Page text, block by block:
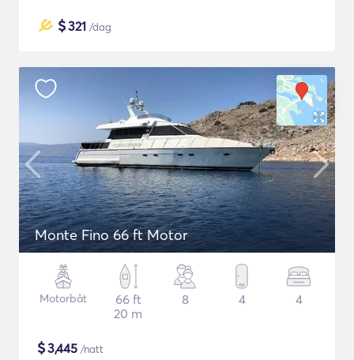
$321 /dag
Monte Fino 66 ft Motor
Motorbåt
66 ft
20 m
8 4 4
$3,445 /natt